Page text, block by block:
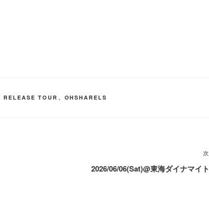
RELEASE TOUR 、 OHSHARELS
次
2026/06/06(Sat)@東海ダイナマイト